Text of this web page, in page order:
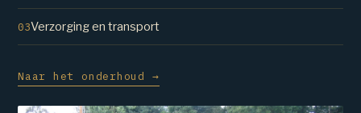
03Verzorging en transport
Naar het onderhoud →